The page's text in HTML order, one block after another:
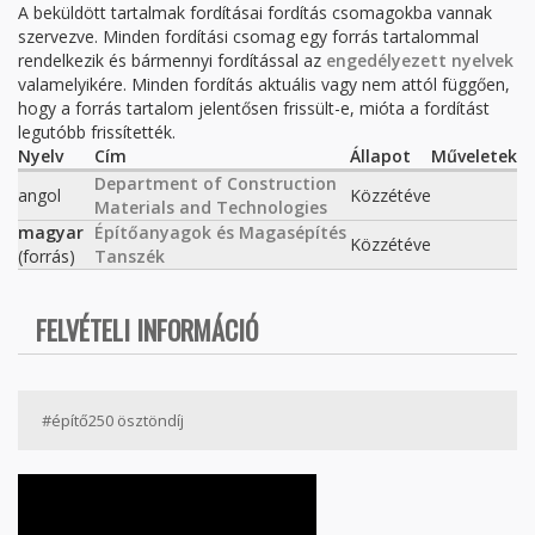
A beküldött tartalmak fordításai fordítás csomagokba vannak
szervezve. Minden fordítási csomag egy forrás tartalommal
rendelkezik és bármennyi fordítással az engedélyezett nyelvek
valamelyikére. Minden fordítás aktuális vagy nem attól függően,
hogy a forrás tartalom jelentősen frissült-e, mióta a fordítást
legutóbb frissítették.
Nyelv
Cím Állapot
Műveletek
angol
Department of Construction
Materials and Technologies
Közzétéve
magyar
(forrás)
Építőanyagok és Magasépítés
Tanszék
Közzétéve
FELVÉTELI INFORMÁCIÓ
#építő250 ösztöndíj